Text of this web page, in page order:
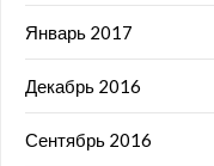
Январь 2017
Декабрь 2016
Сентябрь 2016